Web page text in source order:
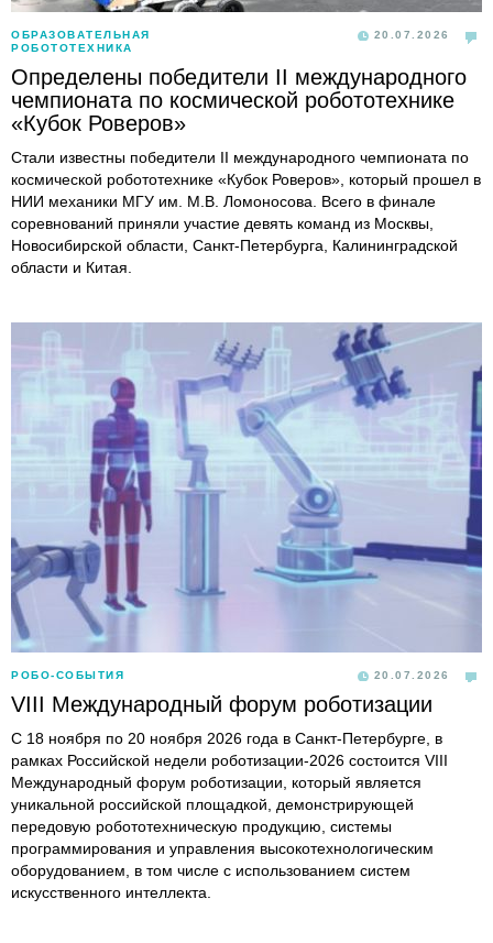
ОБРАЗОВАТЕЛЬНАЯ
РОБОТОТЕХНИКА
20.07.2026
Определены победители II международного
чемпионата по космической робототехнике
«Кубок Роверов»
Стали известны победители II международного чемпионата по
космической робототехнике «Кубок Роверов», который прошел в
НИИ механики МГУ им. М.В. Ломоносова. Всего в финале
соревнований приняли участие девять команд из Москвы,
Новосибирской области, Санкт-Петербурга, Калининградской
области и Китая.
РОБО-СОБЫТИЯ 20.07.2026
VIII Международный форум роботизации
С 18 ноября по 20 ноября 2026 года в Санкт-Петербурге, в
рамках Российской недели роботизации-2026 состоится VIII
Международный форум роботизации, который является
уникальной российской площадкой, демонстрирующей
передовую робототехническую продукцию, системы
программирования и управления высокотехнологическим
оборудованием, в том числе с использованием систем
искусственного интеллекта.